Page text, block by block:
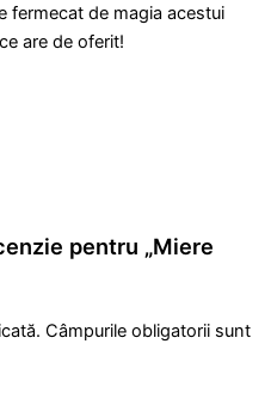
fermecat de magia acestui
are de oferit!
pentru „Miere
Câmpurile obligatorii sunt